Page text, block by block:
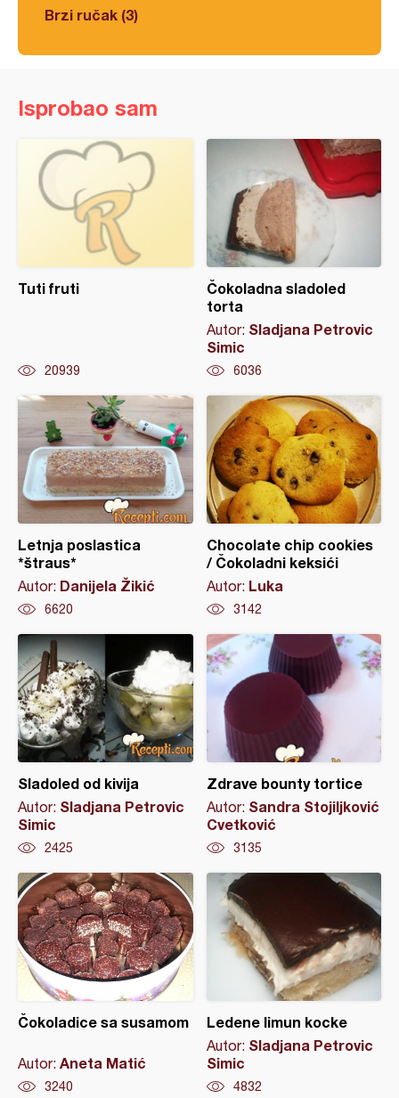
Brzi ručak (3)
Isprobao sam
Tuti fruti
20939
Čokoladna sladoled
torta
Autor: Sladjana Petrovic
Simic
6036
Letnja poslastica
*štraus*
Autor: Danijela Žikić
6620
Chocolate chip cookies
/ Čokoladni keksići
Autor: Luka
3142
Sladoled od kivija
Autor: Sladjana Petrovic
Simic
2425
Zdrave bounty tortice
Autor: Sandra Stojiljković
Cvetković
3135
Čokoladice sa susamom
Autor: Aneta Matić
3240
Ledene limun kocke
Autor: Sladjana Petrovic
Simic
4832